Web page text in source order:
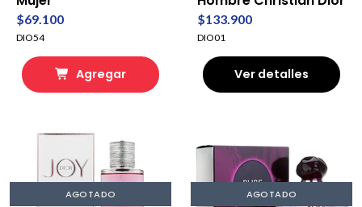
$69.100
DIO54
Agregar
$133.900
DIO01
Ver detalles
AGOTADO AGOTADO